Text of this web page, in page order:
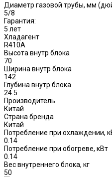
Диаметр газовой трубы, мм
5/8
Гарантия:
5 лет
Хладагент
R410A
Высота внутр блока
70
Ширина внутр блока
142
Глубина внутр блока
24.5
Производитель
Китай
Страна бренда
Китай
Потребление при охлаждении,
0.14
Потребление при обогреве, кВт
0.14
Вес внутреннего блока, кг
50